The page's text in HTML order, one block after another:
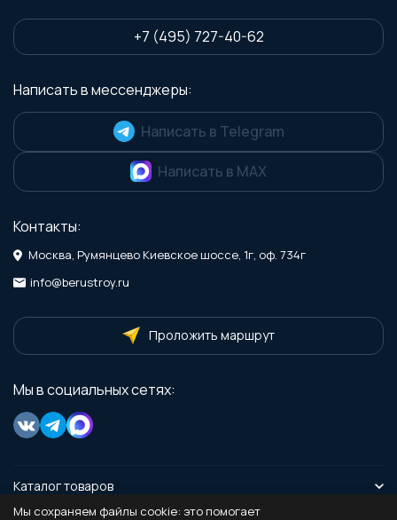
+7 (495) 727-40-62
Написать в мессенджеры:
Написать в Telegram
Написать в MAX
Контакты:
Москва, Румянцево Киевское шоссе, 1г, оф. 734г
info@berustroy.ru
Проложить маршрут
Мы в социальных сетях:
Каталог товаров
Мы сохраняем файлы cookie: это помогает